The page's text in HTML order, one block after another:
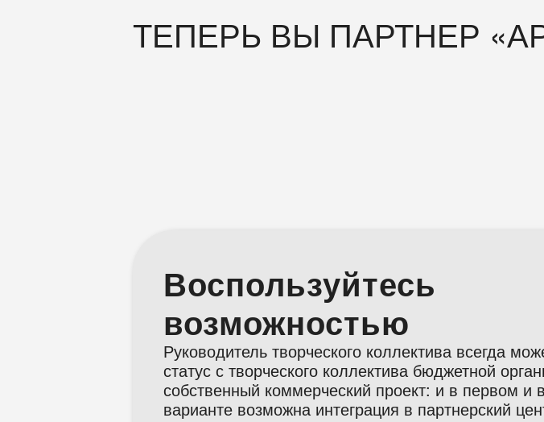
ТЕПЕРЬ ВЫ ПАРТНЕР
Воспользуйтесь
возможностью
Руководитель творческого коллектива всегда
статус с творческого коллектива бюджетной
собственный коммерческий проект: и в первом и
варианте возможна интеграция в партнерский